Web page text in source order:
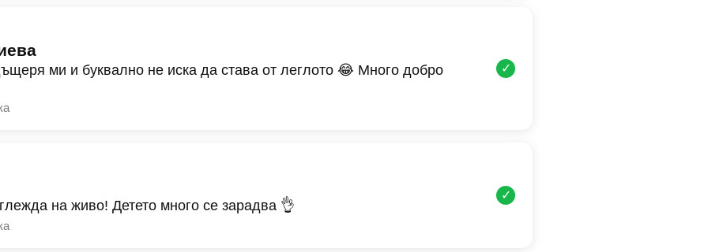
ми и буквално не иска да става от леглото 😂 Много добро ✓
на живо! Детето много се зарадва 👌
✓